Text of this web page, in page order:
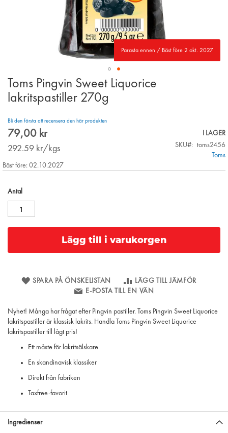
Parasta ennen / Bäst före 2 okt. 2027
Skip
to
the
of
the
gallery
Toms Pingvin Sweet Liquorice
lakritspastiller 270g
Bli den första att recensera den här produkten
79,00 kr
292.59 kr/kgs
I LAGER
SKU
toms2456
Toms
Bäst före: 02.10.2027
Antal
Lägg till i varukorgen
SPARA PÅ ÖNSKELISTAN
LÄGG TILL JÄMFÖR
E-POSTA TILL EN VÄN
Nyhet! Många har frågat efter Pingvin pastiller. Toms Pingvin Sweet Liquorice
lakritspastiller är klassisk lakrits. Handla Toms Pingvin Sweet Liquorice
lakritspastiller till lågt pris!
Ett måste för lakritsälskare
En skandinavisk klassiker
Direkt från fabriken
Taxfree-favorit
Ingredienser